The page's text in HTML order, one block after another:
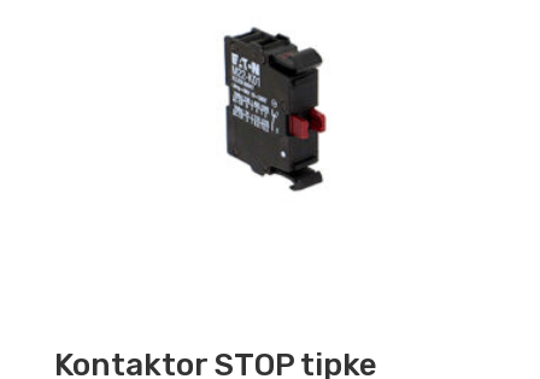
Kontaktor STOP tipke